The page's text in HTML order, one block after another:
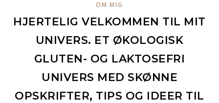
OM MIG
HJERTELIG VELKOMMEN TIL MIT
UNIVERS. ET ØKOLOGISK
GLUTEN- OG LAKTOSEFRI
UNIVERS MED SKØNNE
OPSKRIFTER, TIPS OG IDEER TIL